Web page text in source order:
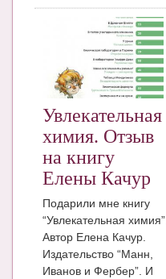
Увлекательная
химия. Отзыв
на книгу
Елены Качур
Подарили мне книгу
“Увлекательная химия”.
Автор Елена Качур.
Издательство “Манн,
Иванов и Фербер”. И